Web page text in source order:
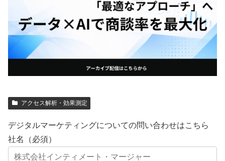
アクセス解析・効果測定
デジタルマーケティングについての問い合わせはこちら
社名（必須）